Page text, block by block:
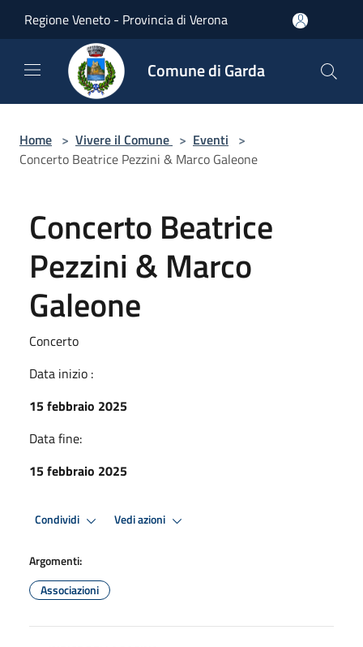
Regione Veneto - Provincia di Verona
Comune di Garda
Home > Vivere il Comune > Eventi >
Concerto Beatrice Pezzini & Marco Galeone
Concerto Beatrice
Pezzini & Marco
Galeone
Concerto
Data inizio :
15 febbraio 2025
Data fine:
15 febbraio 2025
Condividi Vedi azioni
Argomenti:
Associazioni